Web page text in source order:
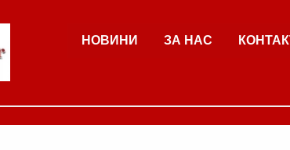
НОВИНИ ЗА НАС